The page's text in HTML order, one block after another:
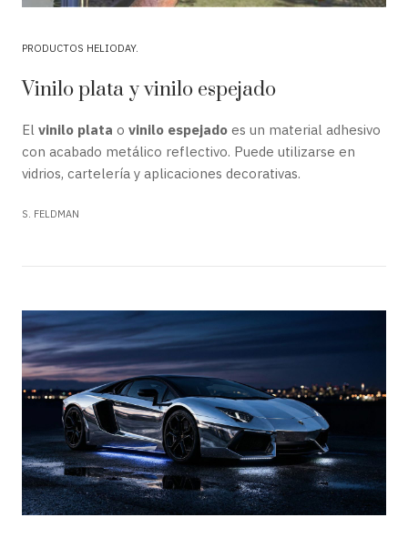
PRODUCTOS HELIODAY
Vinilo plata y vinilo espejado
El vinilo plata o vinilo espejado es un material adhesivo
con acabado metálico reflectivo. Puede utilizarse en
vidrios, cartelería y aplicaciones decorativas.
S. FELDMAN